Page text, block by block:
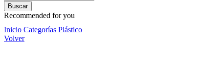
Buscar
Recommended for you
Inicio Categorías Plástico
Volver